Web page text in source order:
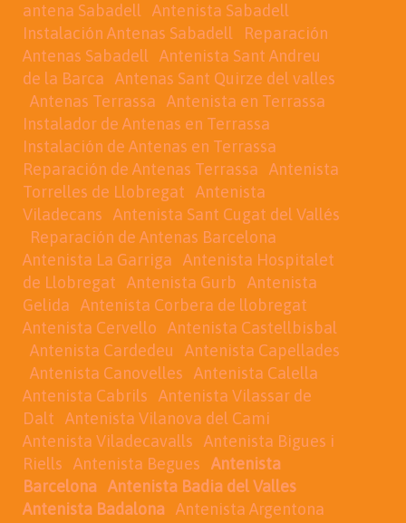
antena Sabadell
Antenista Sabadell
Instalación Antenas Sabadell
Reparación
Antenas Sabadell
Antenista Sant Andreu
de la Barca
Antenas Sant Quirze del valles
Antenas Terrassa
Antenista en Terrassa
Instalador de Antenas en Terrassa
Instalación de Antenas en Terrassa
Reparación de Antenas Terrassa
Antenista
Torrelles de Llobregat
Antenista
Viladecans
Antenista Sant Cugat del Vallés
Reparación de Antenas Barcelona
Antenista La Garriga
Antenista Hospitalet
de Llobregat
Antenista Gurb
Antenista
Gelida
Antenista Corbera de llobregat
Antenista Cervello
Antenista Castellbisbal
Antenista Cardedeu
Antenista Capellades
Antenista Canovelles
Antenista Calella
Antenista Cabrils
Antenista Vilassar de
Dalt
Antenista Vilanova del Cami
Antenista Viladecavalls
Antenista Bigues i
Riells
Antenista Begues
Antenista
Barcelona Antenista Badia del Valles
Antenista Badalona Antenista Argentona